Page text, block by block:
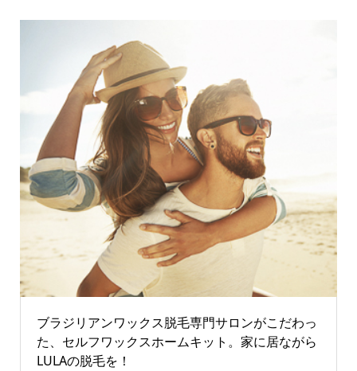
ブラジリアンワックス脱毛専門サロンがこだわっ
た、セルフワックスホームキット。家に居ながら
LULAの脱毛を！